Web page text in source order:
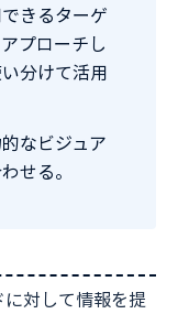
きるターゲ
プローチし
分けて活用
なビジュア
せる。
対して情報を提